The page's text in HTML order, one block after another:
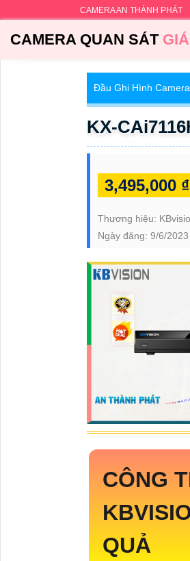
CAMERA AN THÀNH PHÁT
CAMERA QUAN SÁT
Đầu Ghi Hình Camera
KX-
3,495,000 ₫
Thương hiệu:
Ngày đăng: 9/6/
CÔNG
QUẢ